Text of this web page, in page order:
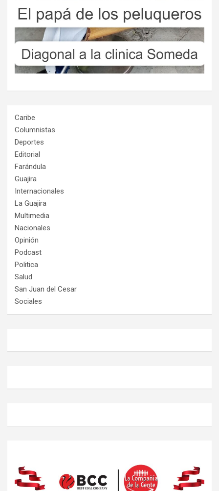
Caribe
Columnistas
Deportes
Editorial
Farándula
Guajira
Internacionales
La Guajira
Multimedia
Nacionales
Opinión
Podcast
Politica
Salud
San Juan del Cesar
Sociales